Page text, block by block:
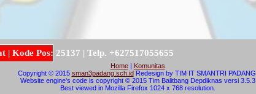
d e Pos: 2513 7 | Telp . +627 517055655
Home| Komunitas
Copyright © 2015 sman3padang.sch.idRedesign by TIM IT SMANTRI PADANG.
Website engine's code is copyright © 2015 Tim Balitbang Depdiknas versi 3.5.3
Best viewed in Mozilla Firefox 1024 x 768 resolution.